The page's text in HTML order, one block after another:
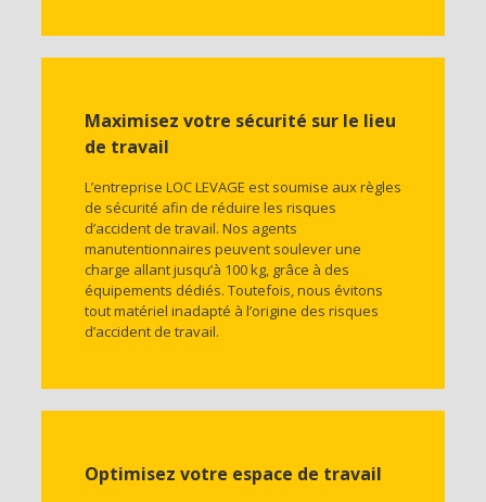
Maximisez votre sécurité sur le lieu
de travail
L’entreprise LOC LEVAGE est soumise aux règles
de sécurité afin de réduire les risques
d’accident de travail. Nos agents
manutentionnaires peuvent soulever une
charge allant jusqu’à 100 kg, grâce à des
équipements dédiés. Toutefois, nous évitons
tout matériel inadapté à l’origine des risques
d’accident de travail.
Optimisez votre espace de travail